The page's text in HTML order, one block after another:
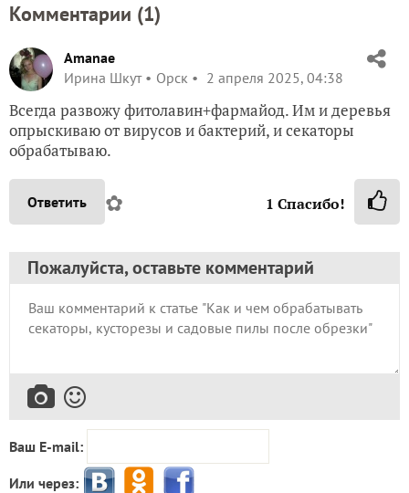
Комментарии (1)
Amanae
Ирина Шкут
Орск 2 апреля 2025, 04:38
Всегда развожу фитолавин+фармайод. Им и деревья
опрыскиваю от вирусов и бактерий, и секаторы
обрабатываю.
Ответить ✿ 1 Спасибо!
Пожалуйста, оставьте комментарий
Ваш E-mail:
Или через: